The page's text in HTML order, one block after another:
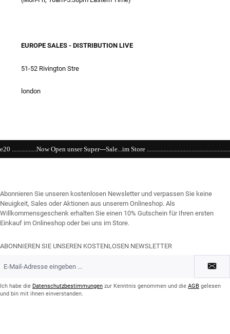
EUROPE SALES - DISTRIBUTION LIVE
51-52 Rivington Stre
london
unser Super---Sale...im Store
Abonnieren Sie unseren kostenlosen Newsletter und verpassen Sie keine
Neuigkeit, Sales oder Aktionen aus unserem Onlineshop. Als
Willkommensgeschenk erhalten Sie einen 10% Gutschein für Ihren ersten
Einkauf im Onlineshop oder bei uns im Store.
ABONNIEREN SIE UNSEREN KOSTENLOSEN NEWSLETTER
Mail-
*Ich habe die Datenschutzbestimmungen zur Kenntnis genommen und die AGB gelesen
und bin mit ihnen einverstanden.